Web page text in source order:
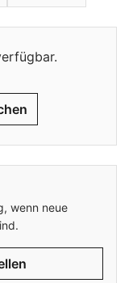
wenn neue